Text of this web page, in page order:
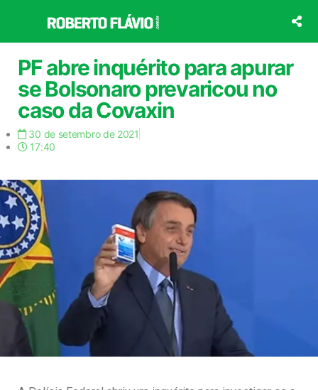
o
conteúdo
PF abre inquérito para apurar
se Bolsonaro prevaricou no
caso da Covaxin
30 de setembro de 2021
17:40